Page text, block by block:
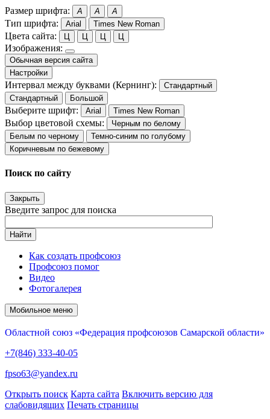
Размер шрифта: A A A
Тип шрифта: Arial Times New Roman
Цвета сайта: Ц Ц Ц Ц
Изображения:
Обычная версия сайта
Настройки
Интервал между буквами (Кернинг):
Стандартный
Стандартный
Большой
Выберите шрифт: Arial Times New Roman
Выбор цветовой схемы:
Черным по белому
Белым по черному
Темно-синим по голубому
Коричневым по бежевому
Поиск по сайту
Закрыть
Введите запрос для поиска
Найти
Как создать профсоюз
Профсоюз помог
Видео
Фотогалерея
Мобильное меню
Областной союз «Федерация профсоюзов Самарской области»
+7(846) 333-40-05
fpso63@yandex.ru
Открыть поиск Карта сайта Включить версию для
слабовидящих Печать страницы